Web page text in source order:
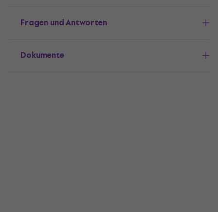
Fragen und Antworten
Dokumente